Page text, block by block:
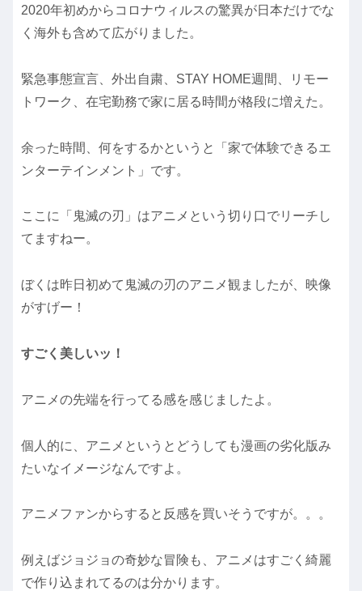
2020年初めからコロナウィルスの驚異が日本だけでな
く海外も含めて広がりました。
緊急事態宣言、外出自粛、STAY HOME週間、リモー
トワーク、在宅勤務で家に居る時間が格段に増えた。
余った時間、何をするかというと「家で体験できるエ
ンターテインメント」です。
ここに「鬼滅の刃」はアニメという切り口でリーチし
てますねー。
ぼくは昨日初めて鬼滅の刃のアニメ観ましたが、映像
がすげー！
すごく美しいッ！
アニメの先端を行ってる感を感じましたよ。
個人的に、アニメというとどうしても漫画の劣化版み
たいなイメージなんですよ。
アニメファンからすると反感を買いそうですが。。。
例えばジョジョの奇妙な冒険も、アニメはすごく綺麗
で作り込まれてるのは分かります。